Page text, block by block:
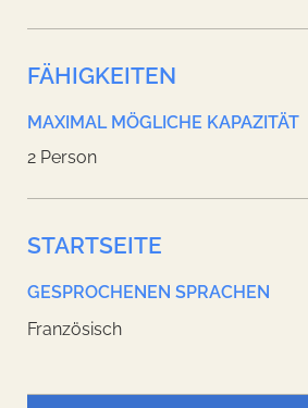
FÄHIGKEITEN
MAXIMAL MÖGLICHE KAPAZITÄT
2 Person
STARTSEITE
GESPROCHENEN SPRACHEN
Französisch